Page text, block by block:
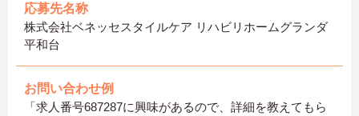
応募先名称
株式会社ベネッセスタイルケア リハビリホームグランダ
平和台
お問い合わせ例
「求人番号687287に興味があるので、詳細を教えてもら